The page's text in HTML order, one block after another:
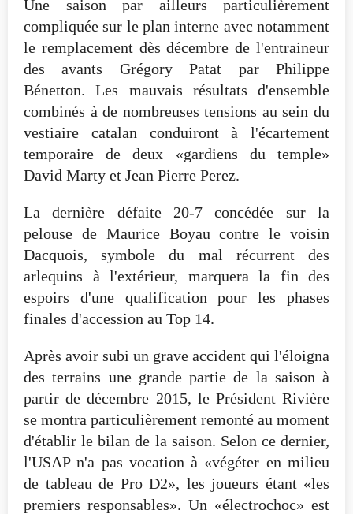
Une saison par ailleurs particulièrement
compliquée sur le plan interne avec notamment
le remplacement dès décembre de l'entraineur
des avants Grégory Patat par Philippe
Bénetton. Les mauvais résultats d'ensemble
combinés à de nombreuses tensions au sein du
vestiaire catalan conduiront à l'écartement
temporaire de deux «gardiens du temple»
David Marty et Jean Pierre Perez.
La dernière défaite 20-7 concédée sur la
pelouse de Maurice Boyau contre le voisin
Dacquois, symbole du mal récurrent des
arlequins à l'extérieur, marquera la fin des
espoirs d'une qualification pour les phases
finales d'accession au Top 14.
Après avoir subi un grave accident qui l'éloigna
des terrains une grande partie de la saison à
partir de décembre 2015, le Président Rivière
se montra particulièrement remonté au moment
d'établir le bilan de la saison. Selon ce dernier,
l'USAP n'a pas vocation à «végéter en milieu
de tableau de Pro D2», les joueurs étant «les
premiers responsables». Un «électrochoc» est